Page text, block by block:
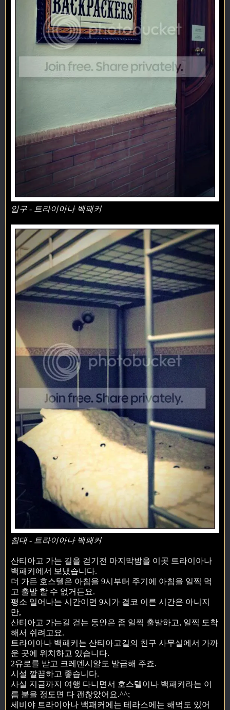
입구 - 트라이아나 백패커
침대 - 트라이아나 백패커
산티아고 가는 길을 걷기전 마지막밤을 이곳 트라이아나
백패커에서 보냈습니다.
더 가든 호스텔은 아침을 9시부터 주기에 아침을 일찍 먹
고 출발 할 수 없거든요.
평소 일어나는 시간이면 9시가 결코 이른 시간은 아니지
만,
산티아고 가는길 걷는 동안은 좀 일찍 출발하고, 일찍 도착
해서 쉬려고요.
트라이아나 백패커는 산티아고길의 친구 사무실에서 가까
운 곳에 위치하고 있습니다.
2유로를 받고 크레덴시알도 발급해 주죠.
시설 깔끔하고 좋습니다.
사실 지금까지 여행 다니면서 호스텔이나 백패커라는 이
름 붙을 정도면 다 괜찮았어요.^^;
세비야 트라이아나 백패커에는 테라스에는 해먹도 있어